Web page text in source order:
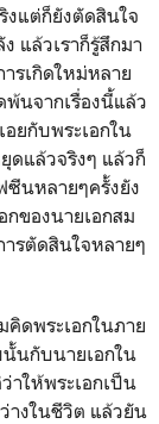
งแต่ก็ยังตัดสินใจ
แล้วเราก็รู้สึกมา
รเกิดใหม่หลาย
นจากเรื่องนี้แล้ว
ยกับพระเอกใน
ดแล้วจริงๆ แล้วก็
ซีนหลายๆครั้งยัง
ของนายเอกสม
รตัดสินใจหลายๆ
ดพระเอกในภาย
นกับนายเอกใน
ให้พระเอกเป็น
างในชีวิต แล้วยัน